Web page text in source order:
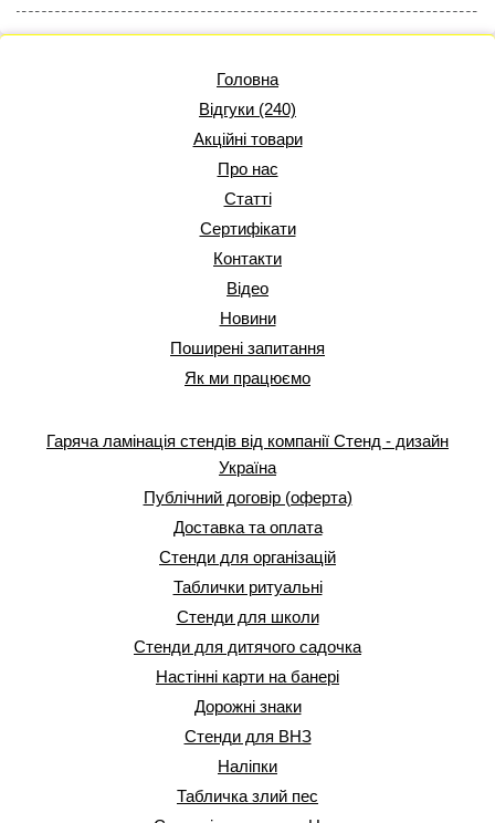
Головна
Відгуки (240)
Акційні товари
Про нас
Статті
Сертифікати
Контакти
Відео
Новини
Поширені запитання
Як ми працюємо
Гаряча ламінація стендів від компанії Стенд - дизайн
Україна
Публічний договір (оферта)
Доставка та оплата
Стенди для організацій
Таблички ритуальні
Стенди для школи
Стенди для дитячого садочка
Настінні карти на банері
Дорожні знаки
Стенди для ВНЗ
Наліпки
Табличка злий пес